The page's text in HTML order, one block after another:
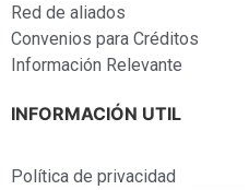
Red de aliados
Convenios para Créditos
Información Relevante
INFORMACIÓN UTIL
Política de privacidad